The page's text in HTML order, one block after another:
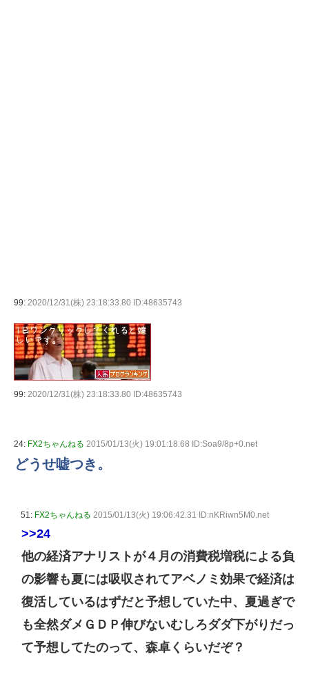
99: 2020/12/31(株) 23:18:33.80 ID:48635743
99: 2020/12/31(株) 23:18:33.80 ID:48635743
24: FX2ちゃんねる 2015/01/13(火) 19:01:18.68 ID:Soa9/8p+0.net
どうせ嘘つき。
51: FX2ちゃんねる 2015/01/13(火) 19:06:42.31 ID:nKRiwn5M0.net
>>24
他の経済アナリストが４月の消費税増税による負
の影響も夏には吸収されてアベノミ効果で経済は
復活しているはずだと予想していた中、夏過ぎで
も全然ダメＧＤＰ伸びないむしろダダ下がりだっ
て予想してたのって、森卓くらいだぞ？